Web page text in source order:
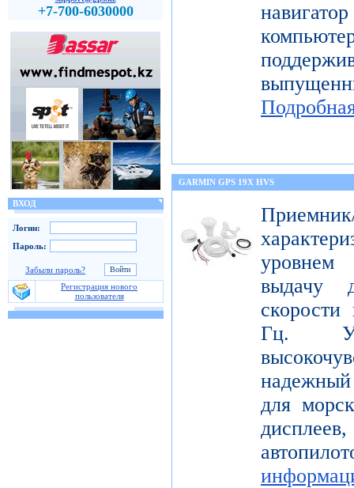
+7-700-6030000
ВХОД
Логин:
Пароль:
Забыли пароль?
Регистрация нового
пользователя
GARMIN GPS 19X HVS
уровнем
выдачу
Гц.
для